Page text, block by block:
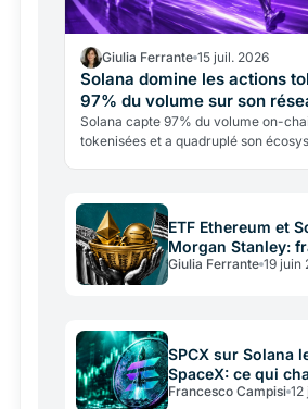
Giulia Ferrante 15 juil. 2026
Solana domine les actions
97% du volume sur son
Solana capte 97% du volume on-
tokenisées et a quadruplé son
ETF Ethereum et
Morgan Stanley:
0,14%
Giulia Ferrante 19 juin
SPCX sur Solana
SpaceX: ce qui
Francesco Campisi